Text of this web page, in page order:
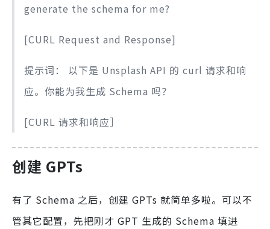
generate the schema for me?
[CURL Request and Response]
提示词： 以下是 Unsplash API 的 curl 请求和响
应。你能为我生成 Schema 吗？
[CURL 请求和响应］
创建 GPTs
有了 Schema 之后，创建 GPTs 就简单多啦。可以不
管其它配置，先把刚才 GPT 生成的 Schema 填进